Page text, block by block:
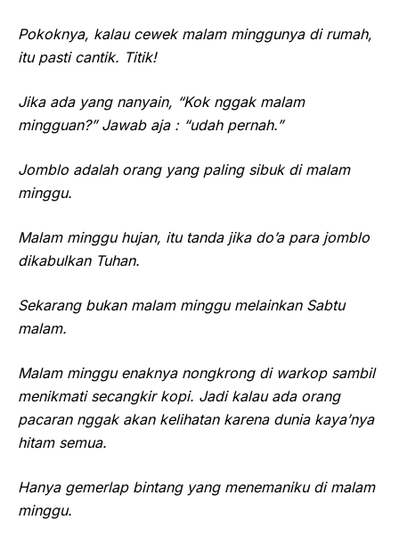
Pokoknya, kalau cewek malam minggunya di rumah,
itu pasti cantik. Titik!
Jika ada yang nanyain, “Kok nggak malam
mingguan?” Jawab aja : “udah pernah.”
Jomblo adalah orang yang paling sibuk di malam
minggu.
Malam minggu hujan, itu tanda jika do’a para jomblo
dikabulkan Tuhan.
Sekarang bukan malam minggu melainkan Sabtu
malam.
Malam minggu enaknya nongkrong di warkop sambil
menikmati secangkir kopi. Jadi kalau ada orang
pacaran nggak akan kelihatan karena dunia kaya’nya
hitam semua.
Hanya gemerlap bintang yang menemaniku di malam
minggu.